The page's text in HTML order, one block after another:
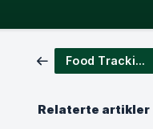
Food Tracking
Relaterte artikler